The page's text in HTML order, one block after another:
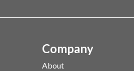
Company
About